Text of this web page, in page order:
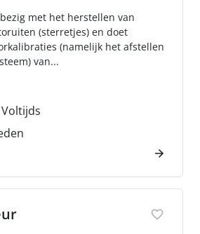
met het herstellen van
(sterretjes) en doet
(namelijk het afstellen
van...
Voltijds